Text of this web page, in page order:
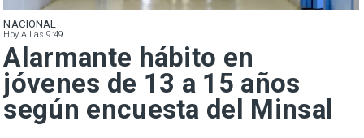
NACIONAL
Hoy A Las 9:49
Alarmante hábito en
jóvenes de 13 a 15 años
según encuesta del Minsal